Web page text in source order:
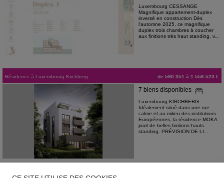
Luxembourg CESSANGE
Magnifique appartement-duplex
inversé en construction Dès
l'automne 2025, ce magnifique
duplex trois chambres à coucher
aux finitions très haut standing, v...
Résidence à Luxembourg-Kirchberg de 590 351 à 1 556 523 €
7 biens disponibles
Luxembourg-KIRCHBERG
Idéalement situé dans une rue
calme et au milieu des institutions
Européennes, la résidence MOKA
jouit de belles finitions hauts
standing. PRÉVISION DE LI...